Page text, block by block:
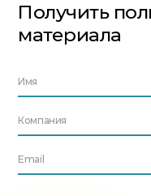
Получить
материала